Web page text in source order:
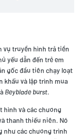
vụ truyền hình trả tiền
yếu dẫn đến trẻ em
gốc đầu tiên chạy loạt
khấu và lập trình mua
Beyblade burst.
hình và các chương
thanh thiếu niên. Nó
như các chương trình